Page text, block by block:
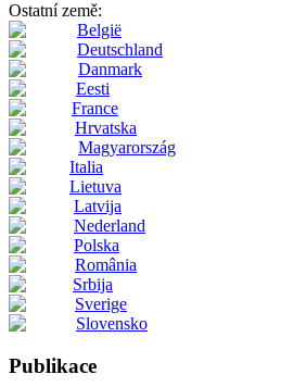
Ostatní země:
België
Deutschland
Danmark
Eesti
France
Hrvatska
Magyarország
Italia
Lietuva
Latvija
Nederland
Polska
România
Srbija
Sverige
Slovensko
Publikace